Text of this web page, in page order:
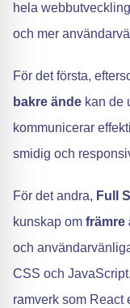
hela
och mer
För det första,
bakre ände kan de
kommunicerar
smidig och
För det andra, Full
kunskap om främre
och
CSS och
ramverk som React